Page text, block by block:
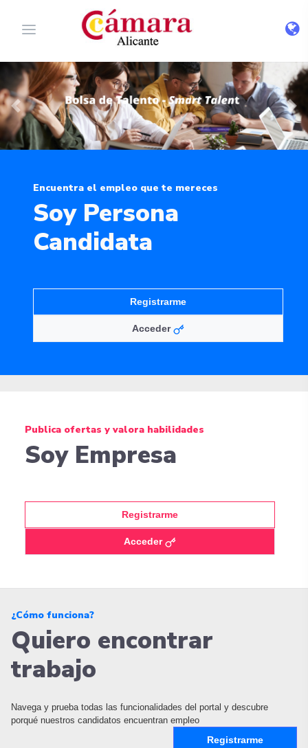
Previous
Encuentra el empleo que te mereces
Soy Persona
Candidata
Registrarme
Acceder
Publica ofertas y valora habilidades
Soy Empresa
Registrarme
Acceder
¿Cómo funciona?
Quiero encontrar
trabajo
Navega y prueba todas las funcionalidades del portal y descubre
porqué nuestros candidatos encuentran empleo
Registrarme